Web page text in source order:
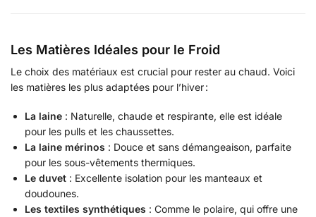
Les Matières Idéales pour le Froid
Le choix des matériaux est crucial pour rester au chaud. Voici
les matières les plus adaptées pour l’hiver :
La laine : Naturelle, chaude et respirante, elle est idéale
pour les pulls et les chaussettes.
La laine mérinos : Douce et sans démangeaison, parfaite
pour les sous-vêtements thermiques.
Le duvet : Excellente isolation pour les manteaux et
doudounes.
Les textiles synthétiques : Comme le polaire, qui offre une